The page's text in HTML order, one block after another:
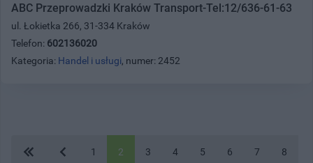
ABC Przeprowadzki Kraków Transport-Tel:12/636-61-63
ul. Łokietka 266, 31-334 Kraków
Telefon: 602136020
Kategoria: Handel i usługi, numer: 2452
1 2 3 4 5 6 7 8